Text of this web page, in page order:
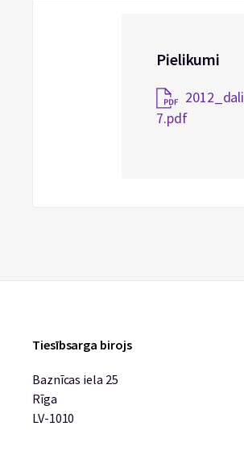
Pielikumi
7.pdf
Tiesībsarga birojs
Baznīcas iela 25
Rīga
LV-1010